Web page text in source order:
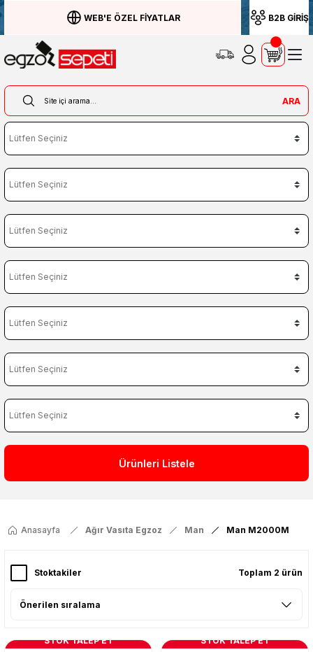
WEB'E ÖZEL FİYATLAR B2B GİRİŞ
ARA
Ürünleri Listele
Anasayfa Ağır Vasıta Egzoz Man Man M2000M
Stoktakiler Toplam 2 ürün
STOK TALEP ET STOK TALEP ET